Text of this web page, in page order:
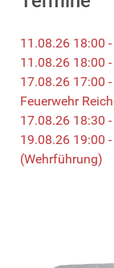
11.08.26 18:00
11.08.26 18:00
17.08.26 17:00
Feuerwehr
17.08.26 18:30
19.08.26 19:00
(Wehrführung)